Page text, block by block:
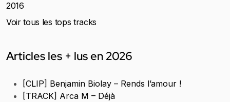
2016
Voir tous les tops tracks
Articles les + lus en 2026
[CLIP] Benjamin Biolay – Rends l’amour !
[TRACK] Arca M – Déjà